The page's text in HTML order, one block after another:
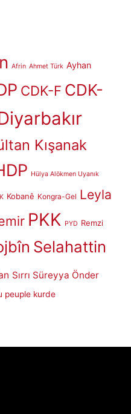
Afrin Ahmet Türk Ayhan
CDK-F CDK-
Kışanak
Hülya Alökmen Uyanık
Kobanê Kongra-Gel Leyla
PKK PYD Remzi
Selahattin
Sırrı Süreyya Önder
peuple kurde